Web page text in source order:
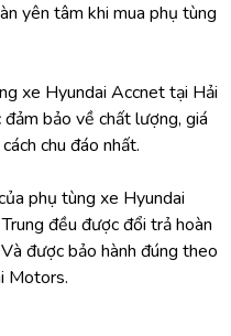
yên tâm khi mua phụ tùng
xe Hyundai Accnet tại Hải
bảo về chất lượng, giá
chu đáo nhất.
phụ tùng xe Hyundai
đều được đổi trả hoàn
được bảo hành đúng theo
Motors.